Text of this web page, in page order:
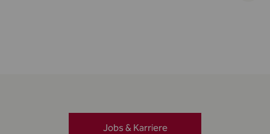
Jobs & Karriere